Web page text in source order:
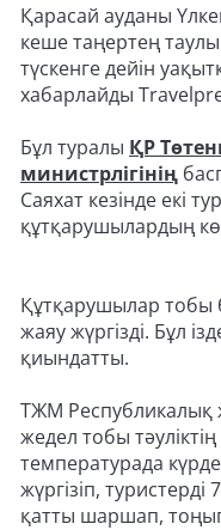
Қарасай ауданы
кеше таңертең
түскенге дейін
хабарлайды
Бұл туралы ҚР
министрлігінің
Саяхат кезінде екі
құтқарушылардың
Құтқарушылар тобы
жаяу жүргізді. Бұл
қиындатты.
ТЖМ Республикалық
жедел тобы тәуліктің
температурада
жүргізіп,
қатты шаршап,